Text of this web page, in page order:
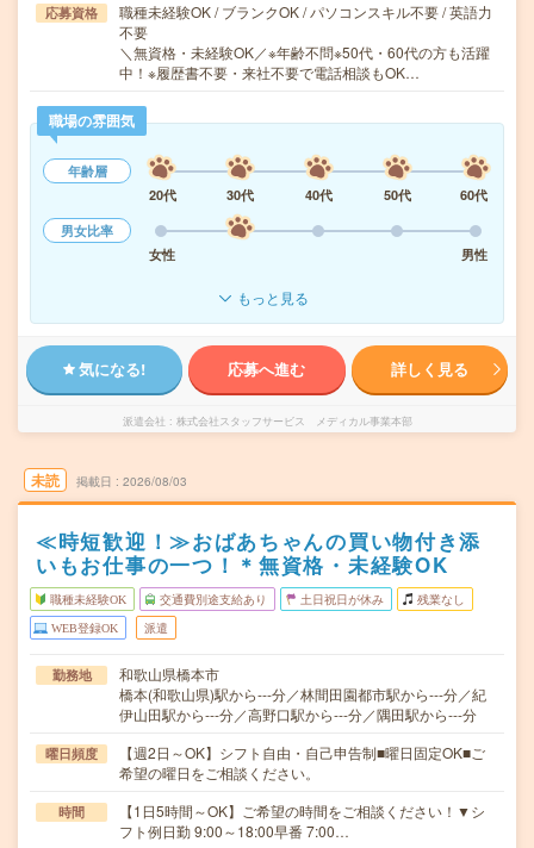
応募資格
職種未経験OK / ブランクOK / パソコンスキル不要 / 英語力
不要
＼無資格・未経験OK／※年齢不問※50代・60代の方も活躍
中！※履歴書不要・来社不要で電話相談もOK…
職場の雰囲気
年齢層
20代
30代 40代 50代
60代
男女比率
女性
男性
もっと見る
気になる! 応募へ進む 詳しく見る
派遣会社 株式会社スタッフサービス メディカル事業本部
未読 掲載日 2026/08/03
≪時短歓迎！≫おばあちゃんの買い物付き添
いもお仕事の一つ！＊無資格・未経験OK
職種未経験OK 交通費別途支給あり 土日祝日が休み 残業なし
WEB登録OK 派遣
勤務地
和歌山県橋本市
橋本(和歌山県)駅から---分／林間田園都市駅から---分／紀
伊山田駅から---分／高野口駅から---分／隅田駅から---分
曜日頻度
【週2日～OK】シフト自由・自己申告制■曜日固定OK■ご
希望の曜日をご相談ください。
時間
【1日5時間～OK】ご希望の時間をご相談ください！▼シ
フト例日勤 9:00～18:00早番 7:00…